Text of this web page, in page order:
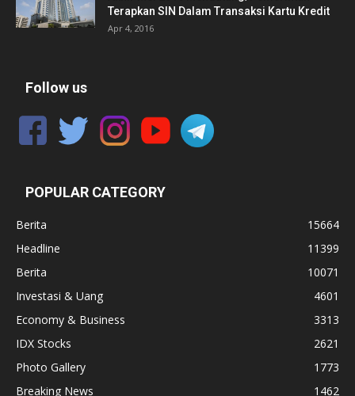
Terapkan SIN Dalam Transaksi Kartu Kredit
Apr 4, 2016
Follow us
POPULAR CATEGORY
Berita
15664
Headline
11399
Berita
10071
Investasi & Uang
4601
Economy & Business
3313
IDX Stocks
2621
Photo Gallery
1773
Breaking News
1462